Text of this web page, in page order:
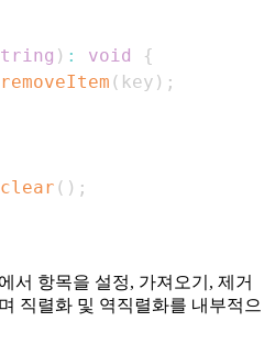
) : void
{
removeItem ( key ) ;
clear ( ) ;
서 항목을 설정, 가져오기, 제거
직렬화 및 역직렬화를 내부적으